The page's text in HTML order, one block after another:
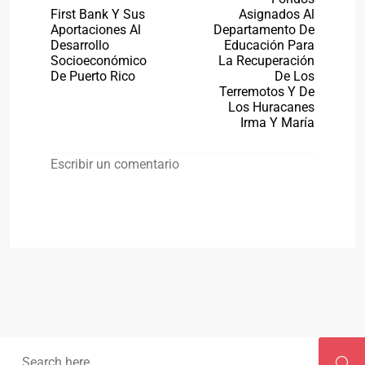
First Bank Y Sus
Aportaciones Al
Desarrollo
Socioeconómico
De Puerto Rico
Asignados Al
Departamento De
Educación Para
La Recuperación
De Los
Terremotos Y De
Los Huracanes
Irma Y María
Escribir un comentario